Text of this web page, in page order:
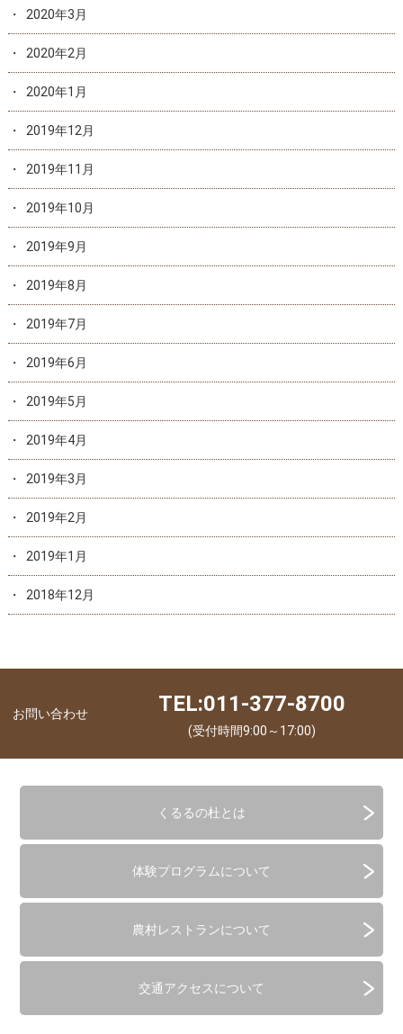
2020年3月
2020年2月
2020年1月
2019年12月
2019年11月
2019年10月
2019年9月
2019年8月
2019年7月
2019年6月
2019年5月
2019年4月
2019年3月
2019年2月
2019年1月
2018年12月
お問い合わせ TEL:011-377-8700
(受付時間9:00～17:00)
くるるの杜とは
体験プログラムについて
農村レストランについて
交通アクセスについて